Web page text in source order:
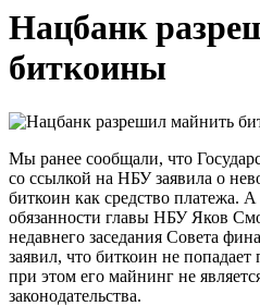
Нацбанк
биткоины
Мы ранее сообщали, что
со ссылкой на НБУ заявила о
биткоин как средство платежа.
обязанности главы НБУ Яков
недавнего заседания Совета
заявил, что биткоин не
при этом его майнинг не
законодательства.